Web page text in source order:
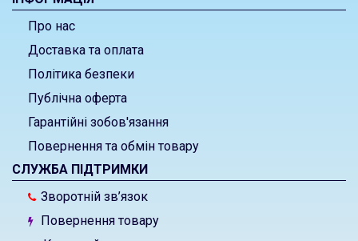
Про нас
Доставка та оплата
Політика безпеки
Публічна оферта
Гарантійні зобов'язання
Повернення та обмін товару
СЛУЖБА ПІДТРИМКИ
Зворотній зв’язок
Повернення товару